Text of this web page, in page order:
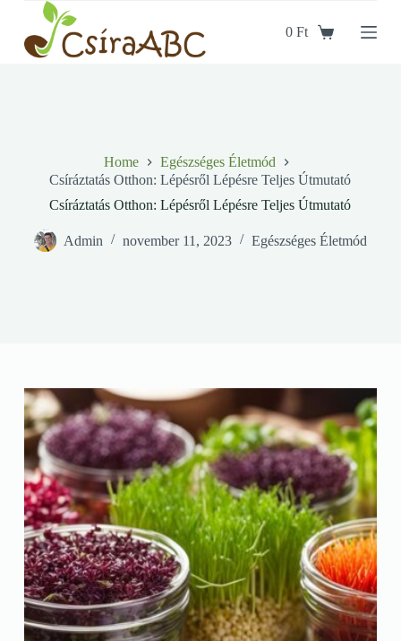
0 Ft
Home
Egészséges Életmód
Csíráztatás Otthon: Lépésről Lépésre Teljes Útmutató
Csíráztatás Otthon: Lépésről Lépésre Teljes Útmutató
Admin november 11, 2023 Egészséges Életmód